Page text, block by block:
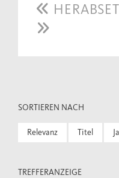
SORTIEREN NACH
Relevanz Titel
TREFFERANZEIGE